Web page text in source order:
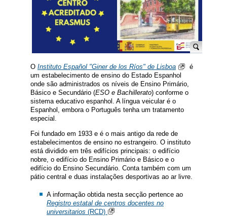
O Instituto Español "Giner de los Ríos" de Lisboa
é
um estabelecimento de ensino do Estado Espanhol
onde são administrados os níveis de Ensino Primário,
Básico e Secundário (ESO e Bachillerato) conforme o
sistema educativo espanhol. A língua veicular é o
Espanhol, embora o Português tenha um tratamento
especial.
Foi fundado em 1933 e é o mais antigo da rede de
estabelecimentos de ensino no estrangeiro. O instituto
está dividido em três edifícios principais: o edifício
nobre, o edifício do Ensino Primário e Básico e o
edifício do Ensino Secundário. Conta também com um
pátio central e duas instalações desportivas ao ar livre.
A informação obtida nesta secção pertence ao
Registro estatal de centros docentes no
universitarios (RCD)